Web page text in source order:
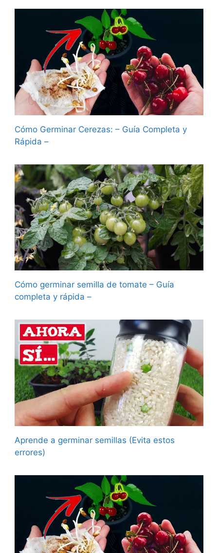
Cómo Germinar Cerezas: – Guía Completa y
Rápida –
Cómo germinar semilla de tomate – Guía
completa y rápida –
Aprende a germinar semillas (Evita estos
errores)